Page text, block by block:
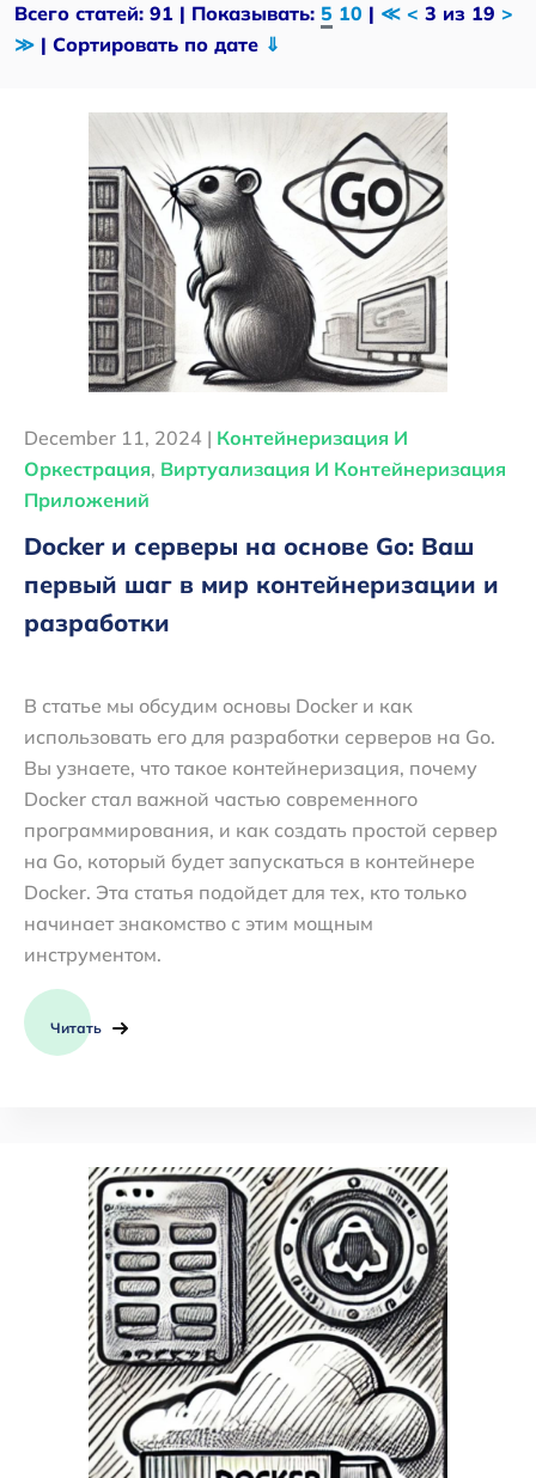
Всего статей: 91 | Показывать: 5 10 | ≪ < 3 из 19 >
≫ | Сортировать по дате ⇓
December 11, 2024 | Контейнеризация И
Оркестрация, Виртуализация И Контейнеризация
Приложений
Docker и серверы на основе Go: Ваш
первый шаг в мир контейнеризации и
разработки
В статье мы обсудим основы Docker и как
использовать его для разработки серверов на Go.
Вы узнаете, что такое контейнеризация, почему
Docker стал важной частью современного
программирования, и как создать простой сервер
на Go, который будет запускаться в контейнере
Docker. Эта статья подойдет для тех, кто только
начинает знакомство с этим мощным
инструментом.
Читать